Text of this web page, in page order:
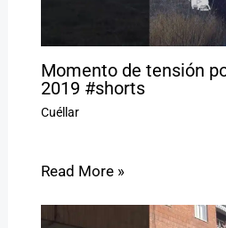
Momento de tensión
2019 #shorts
Cuéllar
Read More »